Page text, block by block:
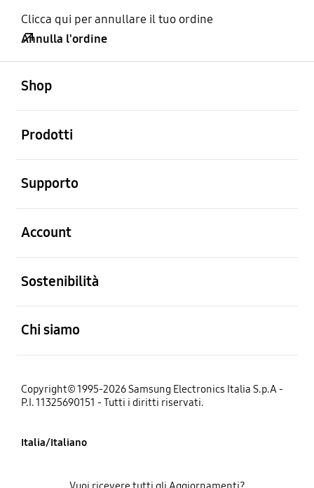
Clicca qui per annullare il tuo ordine
Annulla l'ordine
Shop
Prodotti
Supporto
Account
Sostenibilità
Chi siamo
Copyright© 1995-2026 Samsung Electronics Italia S.p.A -
P.I. 11325690151 - Tutti i diritti riservati.
Italia/Italiano